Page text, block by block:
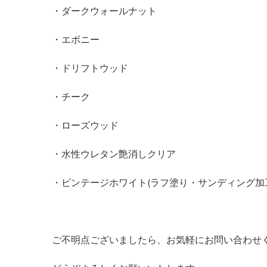
・ダークウォールナット
・エボニー
・ドリフトウッド
・チーク
・ローズウッド
・水性ウレタン艶消しクリア
・ビンテージホワイト(ラフ塗り・サンディング加
ご不明点ございましたら、お気軽にお問い合わせ